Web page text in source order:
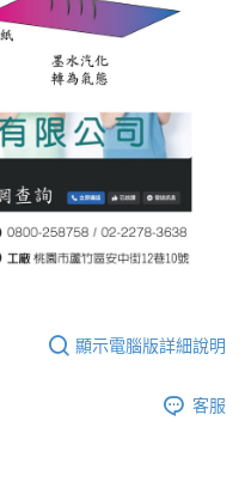
顯示電腦版詳細說明
客服